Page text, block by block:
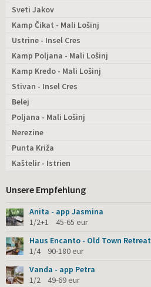
Sveti Jakov
Kamp Čikat - Mali Lošinj
Ustrine - Insel Cres
Kamp Poljana - Mali Lošinj
Kamp Kredo - Mali Lošinj
Stivan - Insel Cres
Belej
Poljana - Mali Lošinj
Nerezine
Punta Križa
Kaštelir - Istrien
Unsere Empfehlung
Anita - app Jasmina
1/2+1 45-65 eur
Haus Encanto - Old Town Retreat
1/4 90-180 eur
Vanda - app Petra
1/2 49-69 eur